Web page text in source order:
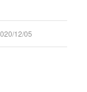
12/05
/